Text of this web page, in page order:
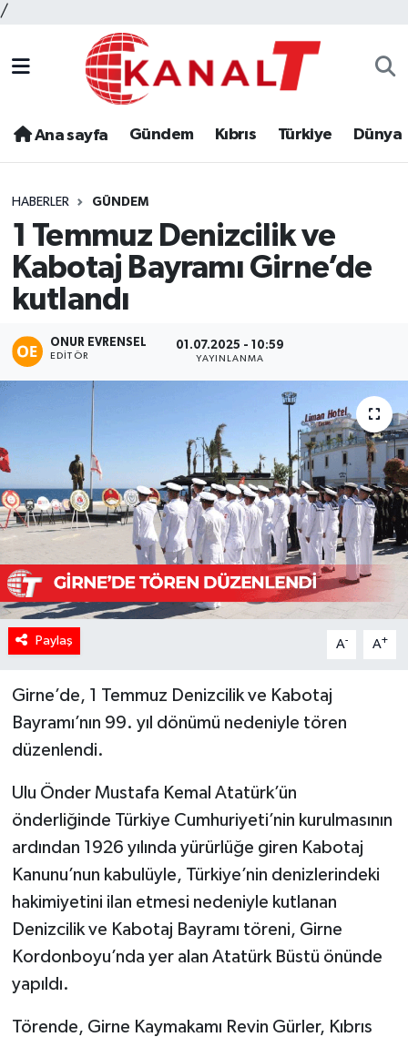
/
Ana sayfa Gündem Kıbrıs Türkiye Dünya
HABERLER GÜNDEM
1 Temmuz Denizcilik ve
Kabotaj Bayramı Girne’de
kutlandı
ONUR EVRENSEL
EDITÖR
01.07.2025 - 10:59
YAYINLANMA
Paylaş A- A+
Girne’de, 1 Temmuz Denizcilik ve Kabotaj
Bayramı’nın 99. yıl dönümü nedeniyle tören
düzenlendi.
Ulu Önder Mustafa Kemal Atatürk’ün
önderliğinde Türkiye Cumhuriyeti’nin kurulmasının
ardından 1926 yılında yürürlüğe giren Kabotaj
Kanunu’nun kabulüyle, Türkiye’nin denizlerindeki
hakimiyetini ilan etmesi nedeniyle kutlanan
Denizcilik ve Kabotaj Bayramı töreni, Girne
Kordonboyu’nda yer alan Atatürk Büstü önünde
yapıldı.
Törende, Girne Kaymakamı Revin Gürler, Kıbrıs